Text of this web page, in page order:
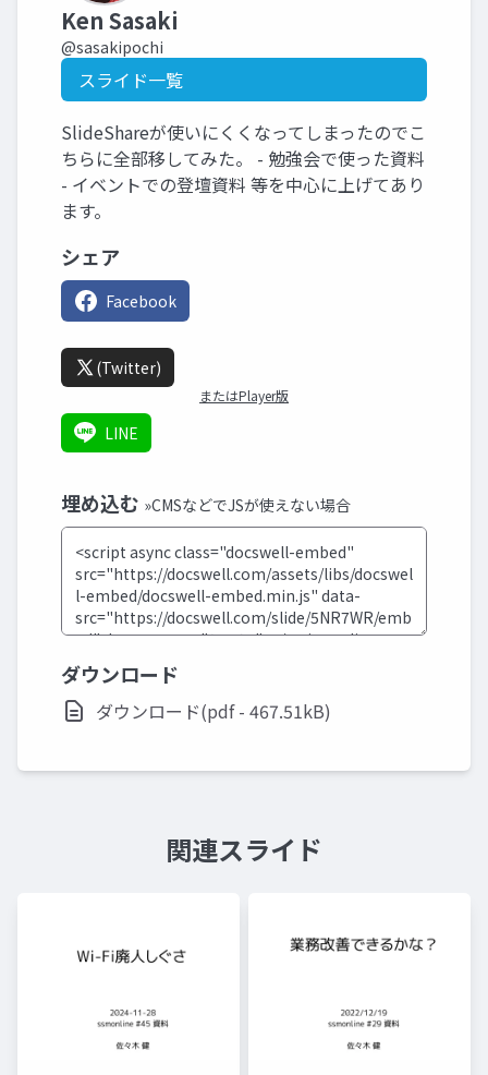
Ken Sasaki
@sasakipochi
スライド一覧
SlideShareが使いにくくなってしまったのでこ
ちらに全部移してみた。 - 勉強会で使った資料
- イベントでの登壇資料 等を中心に上げてあり
ます。
シェア
Facebook
(Twitter)
またはPlayer版
LINE
埋め込む »CMSなどでJSが使えない場合
ダウンロード
ダウンロード(pdf - 467.51kB)
関連スライド